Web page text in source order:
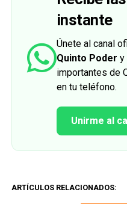
instante
Únete al canal
Quinto Poder y
importantes de
en tu teléfono.
Unirme al
ARTÍCULOS RELACIONADOS: